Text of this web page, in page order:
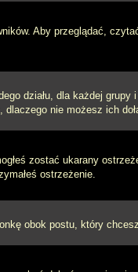
Aby przeglądać,
działu, dla każdej
nie możesz ich
zostać ukarany
ostrzeżenie.
obok postu, który